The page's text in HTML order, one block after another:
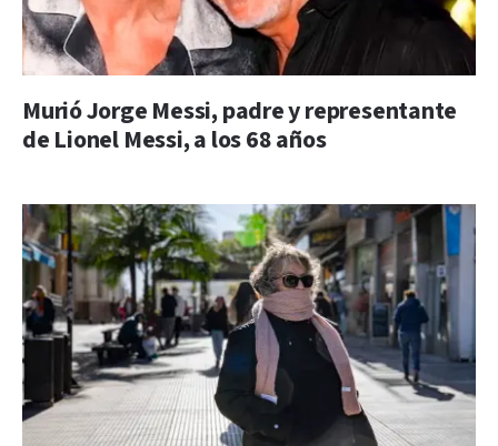
Murió Jorge Messi, padre y representante
de Lionel Messi, a los 68 años